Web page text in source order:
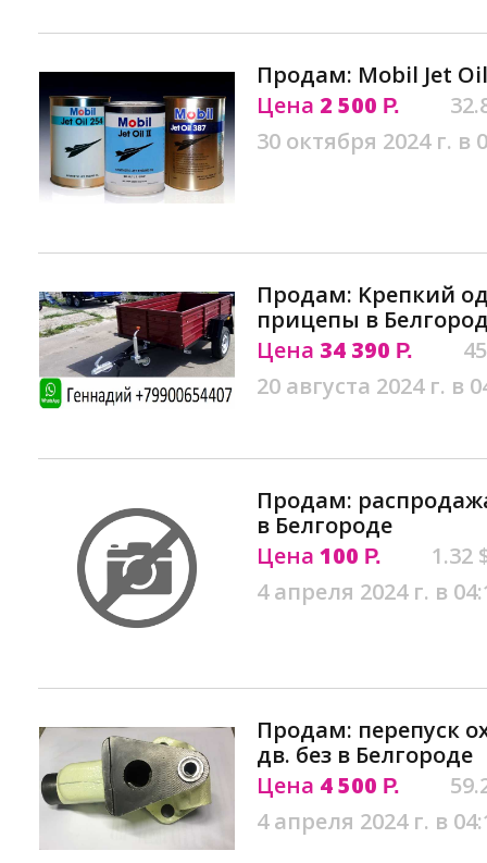
Продам: Mobil Jet
Цена 2 500 Р.
30 октября 2024 г. в
Продам: Kрепкий
прицепы в
Цена 34 390 Р.
20 августа 2024 г. в
Продам:
в Белгороде
Цена 100 Р.
1.32
4 апреля 2024 г. в
Продам: перепуск
дв. без в Белгороде
Цена 4 500 Р.
4 апреля 2024 г. в